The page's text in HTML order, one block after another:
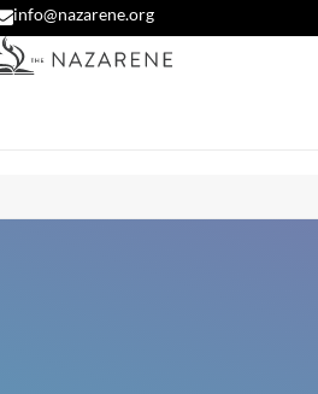
info@nazarene.org